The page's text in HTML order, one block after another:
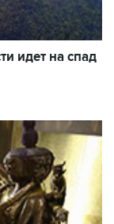
идет на спад